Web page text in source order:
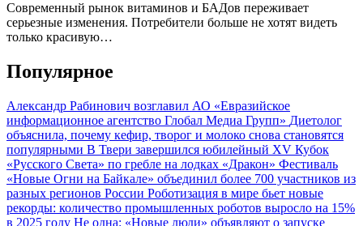
Современный рынок витаминов и БАДов переживает
серьезные изменения. Потребители больше не хотят видеть
только красивую…
Популярное
Александр Рабинович возглавил АО «Евразийское
информационное агентство Глобал Медиа Групп» Диетолог
объяснила, почему кефир, творог и молоко снова становятся
популярными В Твери завершился юбилейный XV Кубок
«Русского Света» по гребле на лодках «Дракон» Фестиваль
«Новые Огни на Байкале» объединил более 700 участников из
разных регионов России Роботизация в мире бьет новые
рекорды: количество промышленных роботов выросло на 15%
в 2025 году Не одна: «Новые люди» объявляют о запуске